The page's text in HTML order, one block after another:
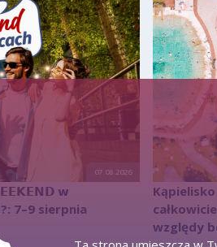
07.08.2026
𝘄
7–9 sierpnia
względy